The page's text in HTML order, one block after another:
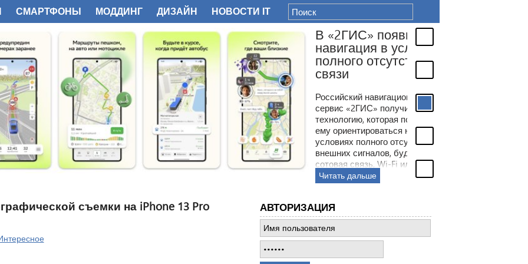
В «2ГИС» появилась
навигация в условиях
полного отсутствия
связи
Российский навигационный
сервис «2ГИС» получил новую
технологию, которая помогает
ему ориентироваться на месте в
условиях полного отсутствия
внешних сигналов, будь то
сотовая связь, Wi-Fi или GPS.
Вместо этого сервис будет
полагаться на встроенные в
Читать дальше
съемки на iPhone 13 Pro
АВТОРИЗАЦИЯ
СМАРТФОНЫ МОДДИНГ ДИЗАЙН НОВОСТИ IT
ФОТО